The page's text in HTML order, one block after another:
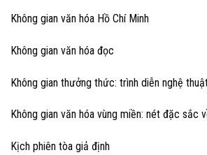
Không gian văn hóa Hồ Chí Minh
Không gian văn hóa đọc
Không gian thưởng thức: trình diễn nghệ
Không gian văn hóa vùng miền: nét đặc sắc
Kịch phiên tòa giả định